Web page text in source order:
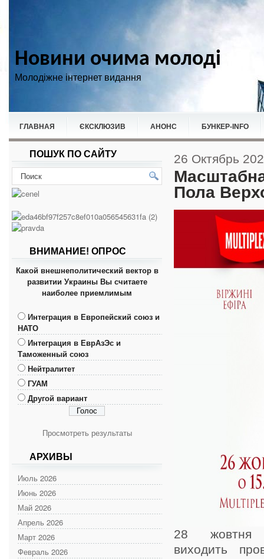
Новини очима молоді
Молодіжне інтернет видання
ГЛАВНАЯ ЄКСКЛЮЗИВ АНОНС БУНКЕР-ІNFO
НОВИНИ СПОРТ
ПОШУК ПО САЙТУ
ВНИМАНИЕ! ОПРОС
Какой внешнеполитический вектор в
развитии Украины Вы считаете
наиболее приемлимым
Интеграция в Европейский союз и
НАТО
Интеграция в ЕврАзЭс и
Таможенный союз
Нейтралитет
ГУАМ
Другой вариант
Просмотреть результаты
АРХИВЫ
Июль 2026
Июнь 2026
Май 2026
Апрель 2026
Март 2026
Февраль 2026
26 Октябрь
Пола
28 жовтня
виходить